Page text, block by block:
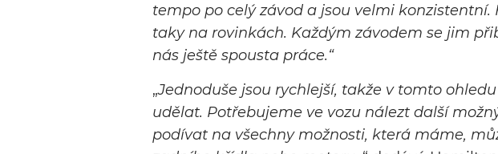
tempo po celý závod a jsou velmi konzistentní.
taky na rovinkách. Každým závodem se jim
nás ještě spousta práce.“
„Jednoduše jsou rychlejší, takže v tomto
udělat. Potřebujeme ve vozu nálezt další
podívat na všechny možnosti, která máme,